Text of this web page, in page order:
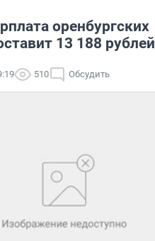
оренбургских
13 188 рублей
510 Обсудить